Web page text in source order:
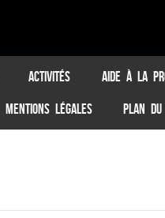
ACTIVITÉS AIDE À LA
MENTIONS LÉGALES PLAN